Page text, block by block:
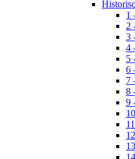
1
2
3
4
5
6
7
8
9